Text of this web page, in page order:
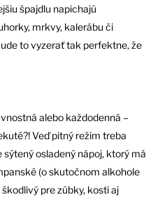
špajdlu napichajú
mrkvy, kalerábu či
to vyzerať tak perfektne, že
alebo každodenná –
Veď pitný režim treba
osladený nápoj, ktorý má
(o skutočnom alkohole
pre zúbky, kosti aj